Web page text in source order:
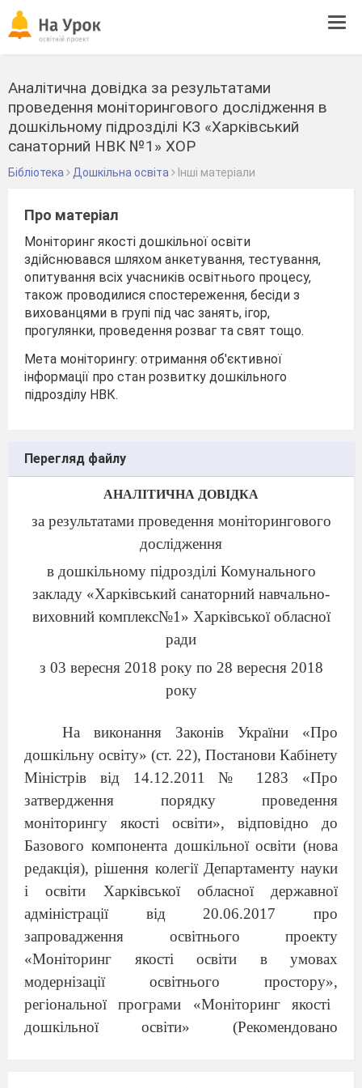
Аналітична довідка за результатами
проведення моніторингового дослідження в
дошкільному підрозділі КЗ «Харківський
санаторний НВК №1» ХОР
Бібліотека Дошкільна освіта Інші матеріали
Про матеріал
Моніторинг якості дошкільної освіти
здійснювався шляхом анкетування, тестування,
опитування всіх учасників освітнього процесу,
також проводилися спостереження, бесіди з
вихованцями в групі під час занять, ігор,
прогулянки, проведення розваг та свят тощо.
Мета моніторингу: отримання об'єктивної
інформації про стан розвитку дошкільного
підрозділу НВК.
Перегляд файлу
АНАЛІТИЧНА ДОВІДКА
за результатами проведення моніторингового
дослідження
в дошкільному підрозділі Комунального
закладу «Харківський санаторний навчально-
виховний комплекс№1» Харківської обласної
ради
з 03 вересня 2018 року по 28 вересня 2018
року
На виконання Законів України «Про
дошкільну освіту» (ст. 22), Постанови Кабінету
Міністрів від 14.12.2011 № 1283 «Про
затвердження порядку проведення
моніторингу якості освіти», відповідно до
Базового компонента дошкільної освіти (нова
редакція), рішення колегії Департаменту науки
і освіти Харківської обласної державної
адміністрації від 20.06.2017 про
запровадження освітнього проекту
«Моніторинг якості освіти в умовах
модернізації освітнього простору»,
регіональної програми «Моніторинг якості
дошкільної освіти» (Рекомендовано